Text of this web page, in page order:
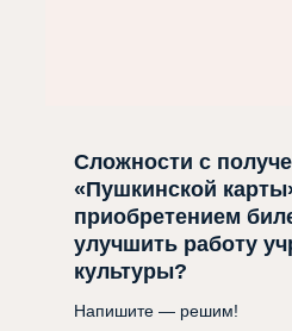
Сложности с
«Пушкинской
приобретением
улучшить работу
культуры?
Напишите — решим!